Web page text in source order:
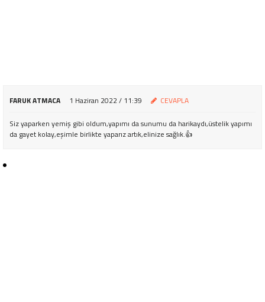
FARUK ATMACA 1 Haziran 2022 / 11:39 CEVAPLA
Siz yaparken yemiş gibi oldum,yapımı da sunumu da harikaydı,üstelik yapımı
da gayet kolay,eşimle birlikte yaparız artık,elinize sağlık.👍